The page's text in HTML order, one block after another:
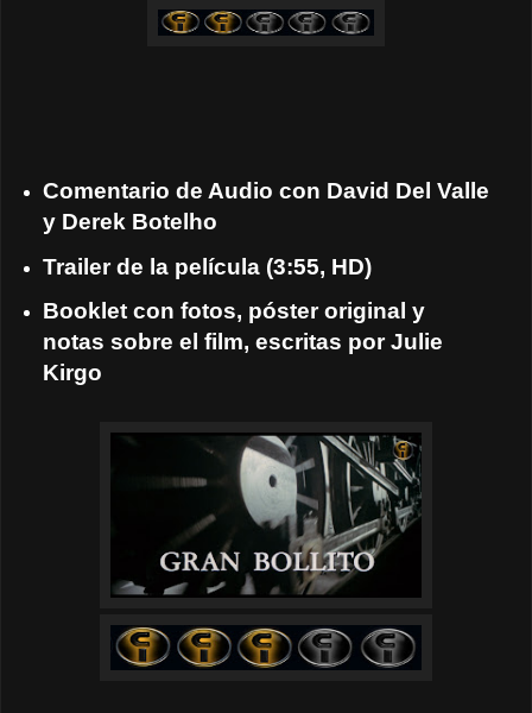
Comentario de Audio con David Del Valle
y Derek Botelho
Trailer de la película (3:55, HD)
Booklet con fotos, póster original y
notas sobre el film, escritas por Julie
Kirgo